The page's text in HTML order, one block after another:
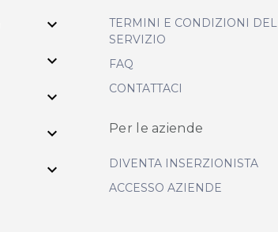
expand_more
expand_more
expand_more
expand_more
expand_more
TERMINI E CONDIZIONI DEL
SERVIZIO
FAQ
CONTATTACI
Per le aziende
DIVENTA INSERZIONISTA
ACCESSO AZIENDE